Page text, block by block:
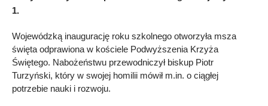
1.
Wojewódzką inaugurację roku szkolnego otworzyła msza
święta odprawiona w kościele Podwyższenia Krzyża
Świętego. Nabożeństwu przewodniczył biskup Piotr
Turzyński, który w swojej homilii mówił m.in. o ciągłej
potrzebie nauki i rozwoju.